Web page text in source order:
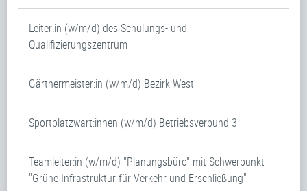
Leiter:in (w/m/d) des Schulungs- und
Qualifizierungszentrum
Gärtnermeister:in (w/m/d) Bezirk West
Sportplatzwart:innen (w/m/d) Betriebsverbund 3
Teamleiter:in (w/m/d) "Planungsbüro" mit Schwerpunkt
"Grüne Infrastruktur für Verkehr und Erschließung"